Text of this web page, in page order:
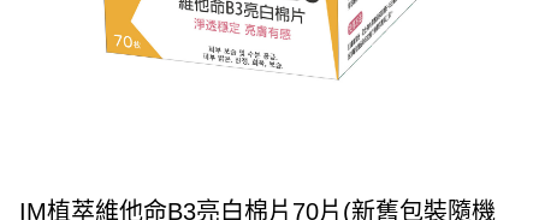
IM植萃維他命B3亮白棉片70片(新舊包裝隨機